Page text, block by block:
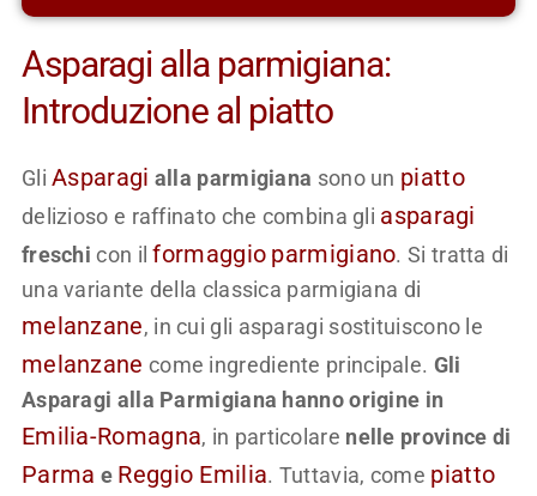
Asparagi alla parmigiana:
Introduzione al piatto
GliAsparagi alla parmigiana sono un piatto
delizioso e raffinato che combina gli asparagi
freschi con il formaggio parmigiano. Si tratta di
una variante della classica parmigiana di
melanzane, in cui gli asparagi sostituiscono le
melanzane come ingrediente principale. Gli
Asparagi alla Parmigiana hanno origine in
Emilia-Romagna, in particolare nelle province di
Parma e Reggio Emilia. Tuttavia, come piatto